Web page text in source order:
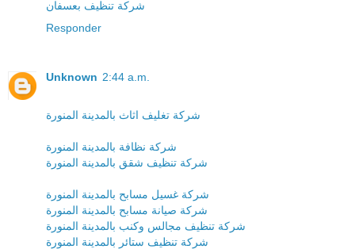
شركة تنظيف بعسفان
Responder
Unknown 2:44 a.m.
شركة تغليف اثاث بالمدينة المنورة
شركة نظافة بالمدينة المنورة
شركة تنظيف شقق بالمدينة المنورة
شركة غسيل مسابح بالمدينة المنورة
شركة صيانة مسابح بالمدينة المنورة
شركة تنظيف مجالس وكنب بالمدينة المنورة
شركة تنظيف ستائر بالمدينة المنورة